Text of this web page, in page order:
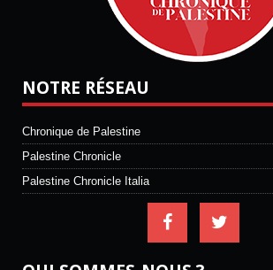
NOTRE RÉSEAU
Chronique de Palestine
Palestine Chronicle
Palestine Chronicle Italia